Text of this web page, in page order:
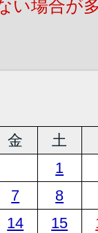
い場合が
金 土
1
7
8
14 15